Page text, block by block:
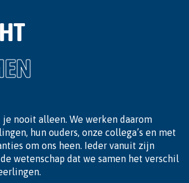
je nooit alleen. We werken daarom
hun ouders, onze collega’s en met
om ons heen. Ieder vanuit zijn
wetenschap dat we samen het verschil